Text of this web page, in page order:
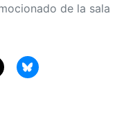
de la sala